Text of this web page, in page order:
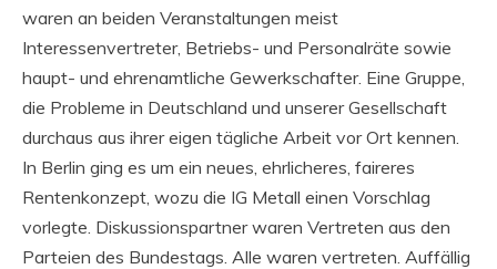
waren an beiden Veranstaltungen meist
Interessenvertreter, Betriebs- und Personalräte sowie
haupt- und ehrenamtliche Gewerkschafter. Eine Gruppe,
die Probleme in Deutschland und unserer Gesellschaft
durchaus aus ihrer eigen tägliche Arbeit vor Ort kennen.
In Berlin ging es um ein neues, ehrlicheres, faireres
Rentenkonzept, wozu die IG Metall einen Vorschlag
vorlegte. Diskussionspartner waren Vertreten aus den
Parteien des Bundestags. Alle waren vertreten. Auffällig